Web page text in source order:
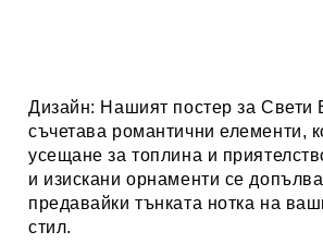
Дизайн: Нашият постер за Свети
съчетава романтични елементи,
усещане за топлина и
и изискани орнаменти се
предавайки тънката нотка на
стил.